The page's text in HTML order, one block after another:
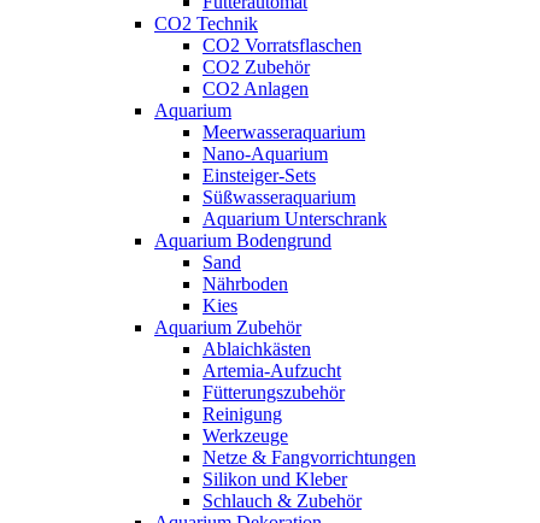
CO2 Technik
CO2 Vorratsflaschen
CO2 Zubehör
CO2 Anlagen
Aquarium
Meerwasseraquarium
Nano-Aquarium
Einsteiger-Sets
Süßwasseraquarium
Aquarium Unterschrank
Aquarium Bodengrund
Sand
Nährboden
Kies
Aquarium Zubehör
Ablaichkästen
Artemia-Aufzucht
Fütterungszubehör
Reinigung
Werkzeuge
Netze & Fangvorrichtungen
Silikon und Kleber
Schlauch & Zubehör